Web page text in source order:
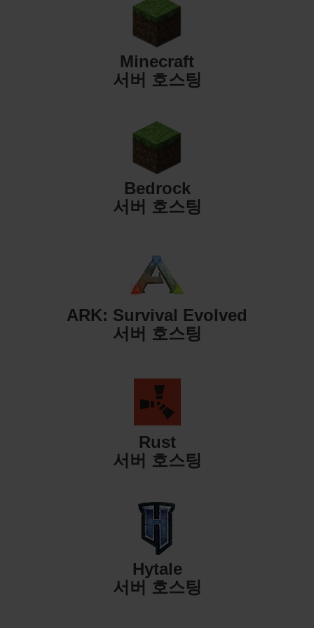
Minecraft
서버 호스팅
Bedrock
서버 호스팅
ARK: Survival Evolved
서버 호스팅
Rust
서버 호스팅
Hytale
서버 호스팅